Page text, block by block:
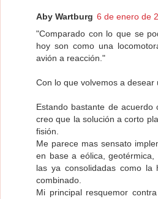
Aby Wartburg 6 de enero de
"Comparado con lo que se
hoy son como una
avión a reacción."
Con lo que volvemos a desear
Estando bastante de
creo que la solución a corto
fisión.
Me parece mas sensato
en base a eólica,
las ya consolidadas como la
combinado.
Mi principal resquemor